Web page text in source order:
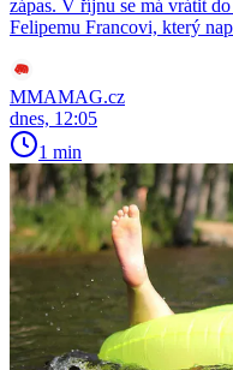
zápas. V říjnu se má vrátit
Felipemu Francovi, který
MMAMAG.cz
dnes, 12:05
1 min